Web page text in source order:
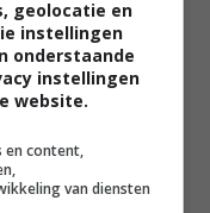
heeft een
.
Breckin Meyer
Myers
Skipp
geolocatie en
instellingen
onderstaande
instellingen
website.
en content,
van diensten